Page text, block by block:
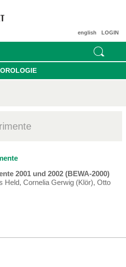
LOGIN
english
2001 und 2002 (BEWA-2000)
Held, Cornelia Gerwig (Klör), Otto